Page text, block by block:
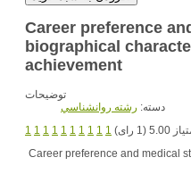
Career preference
biographical
achievement
توضیحات
دسته: رشته روانشناسي
1 1 1 1 1 1 1 1 1 1
5.00 (1 رای)
Career preference and medical